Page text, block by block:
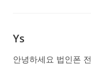
Ys
안녕하세요 법인폰